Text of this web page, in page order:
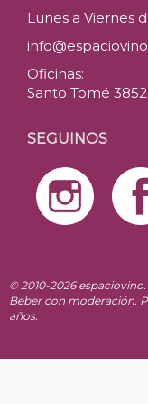
Lunes a Viernes
Oficinas:
Santo Tomé
SEGUINOS
© 2010-2026
Beber con moderación.
años.